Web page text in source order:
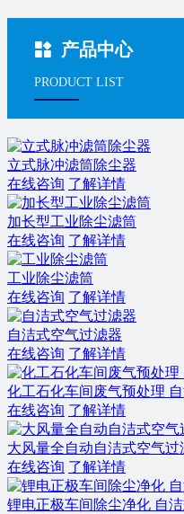
产品中心
PRODUCT LIST
立式脉冲滤筒除尘器
在线咨询 了解详情
​加长型工业除尘滤筒
在线咨询 了解详情
工业除尘滤筒
在线咨询 了解详情
自洁式空气过滤器
在线咨询 了解详情
化工石化车间废气预处理
在线咨询 了解详情
大风量全自动自洁式空气过
在线咨询 了解详情
锂电正极车间除尘净化 自